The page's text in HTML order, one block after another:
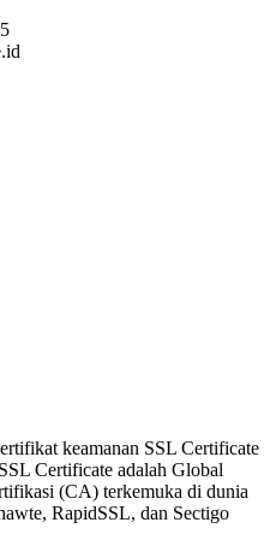
keamanan SSL Certificate
Certificate adalah Global
(CA) terkemuka di dunia
RapidSSL, dan Sectigo